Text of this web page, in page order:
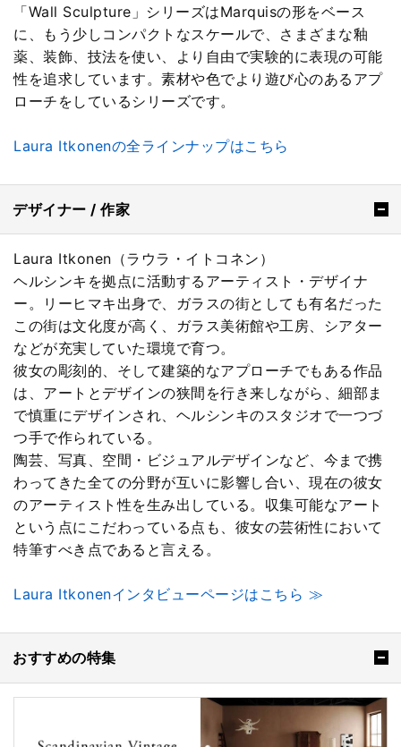
「Wall Sculpture」シリーズはMarquisの形をベース
に、もう少しコンパクトなスケールで、さまざまな釉
薬、装飾、技法を使い、より自由で実験的に表現の可能
性を追求しています。素材や色でより遊び心のあるアプ
ローチをしているシリーズです。
Laura Itkonenの全ラインナップはこちら
デザイナー / 作家
Laura Itkonen（ラウラ・イトコネン）
ヘルシンキを拠点に活動するアーティスト・デザイナ
ー。リーヒマキ出身で、ガラスの街としても有名だった
この街は文化度が高く、ガラス美術館や工房、シアター
などが充実していた環境で育つ。
彼女の彫刻的、そして建築的なアプローチでもある作品
は、アートとデザインの狭間を行き来しながら、細部ま
で慎重にデザインされ、ヘルシンキのスタジオで一つづ
つ手で作られている。
陶芸、写真、空間・ビジュアルデザインなど、今まで携
わってきた全ての分野が互いに影響し合い、現在の彼女
のアーティスト性を生み出している。収集可能なアート
という点にこだわっている点も、彼女の芸術性において
特筆すべき点であると言える。
Laura Itkonenインタビューページはこちら ≫
おすすめの特集